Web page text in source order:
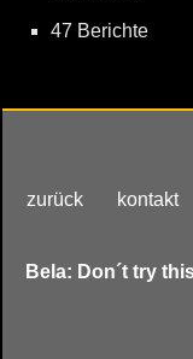
47 Berichte
zurück kontakt
Bela: Don´t try